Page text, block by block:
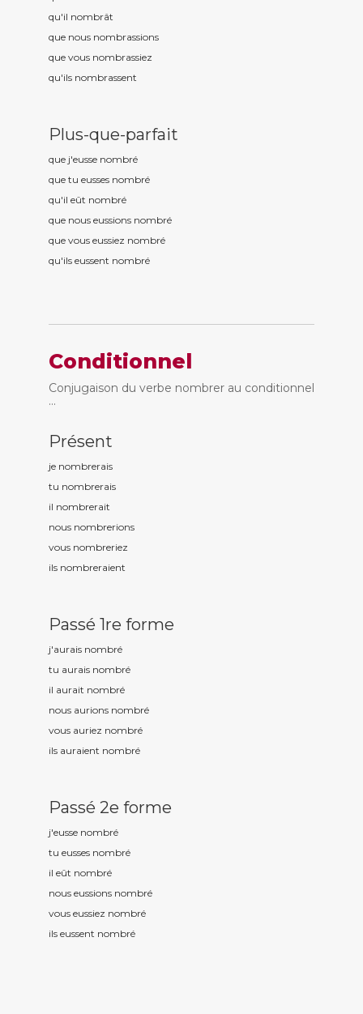
qu'il nombrât
que nous nombrassions
que vous nombrassiez
qu'ils nombrassent
Plus-que-parfait
que j'eusse nombré
que tu eusses nombré
qu'il eût nombré
que nous eussions nombré
que vous eussiez nombré
qu'ils eussent nombré
Conditionnel
Conjugaison du verbe nombrer au conditionnel
...
Présent
je nombrerais
tu nombrerais
il nombrerait
nous nombrerions
vous nombreriez
ils nombreraient
Passé 1re forme
j'aurais nombré
tu aurais nombré
il aurait nombré
nous aurions nombré
vous auriez nombré
ils auraient nombré
Passé 2e forme
j'eusse nombré
tu eusses nombré
il eût nombré
nous eussions nombré
vous eussiez nombré
ils eussent nombré